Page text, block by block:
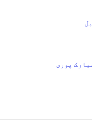
پوری